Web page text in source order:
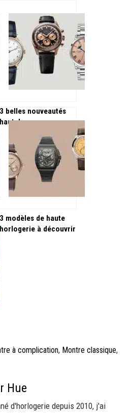
3 belles nouveautés
haut de gamme pour
3 modèles de haute
horlogerie à découvrir
à complication, Montre classique,
Hue
d'horlogerie depuis 2010, j'ai